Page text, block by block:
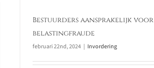
Bestuurders aansprakelijk voor
belastingfraude
februari 22nd, 2024 | Invordering